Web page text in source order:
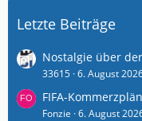
Letzte Beiträge
Nostalgie über
33615 6. August
FIFA-
Fonzie 6. August